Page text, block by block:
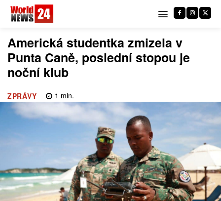
Americká studentka zmizela v
Punta Caně, poslední stopou je
noční klub
ZPRÁVY 1 min.